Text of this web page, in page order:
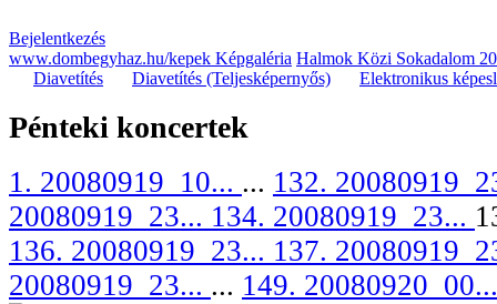
Bejelentkezés
www.dombegyhaz.hu/kepek Képgaléria Halmok Közi Sokadalom
Diavetítés
Diavetítés (Teljesképernyős) Elektronikus
Pénteki koncertek
1. 20080919_10... ... 132.
20080919_23... 134. 20080919_23...
136. 20080919_23... 137.
20080919_23... ... 149. 20080920_00...